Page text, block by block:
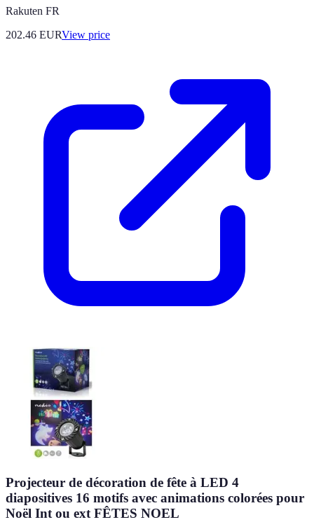
Rakuten FR
202.46 EURView price
Projecteur de décoration de fête à LED 4
diapositives 16 motifs avec animations colorées pour
Noël Int ou ext FÊTES NOEL